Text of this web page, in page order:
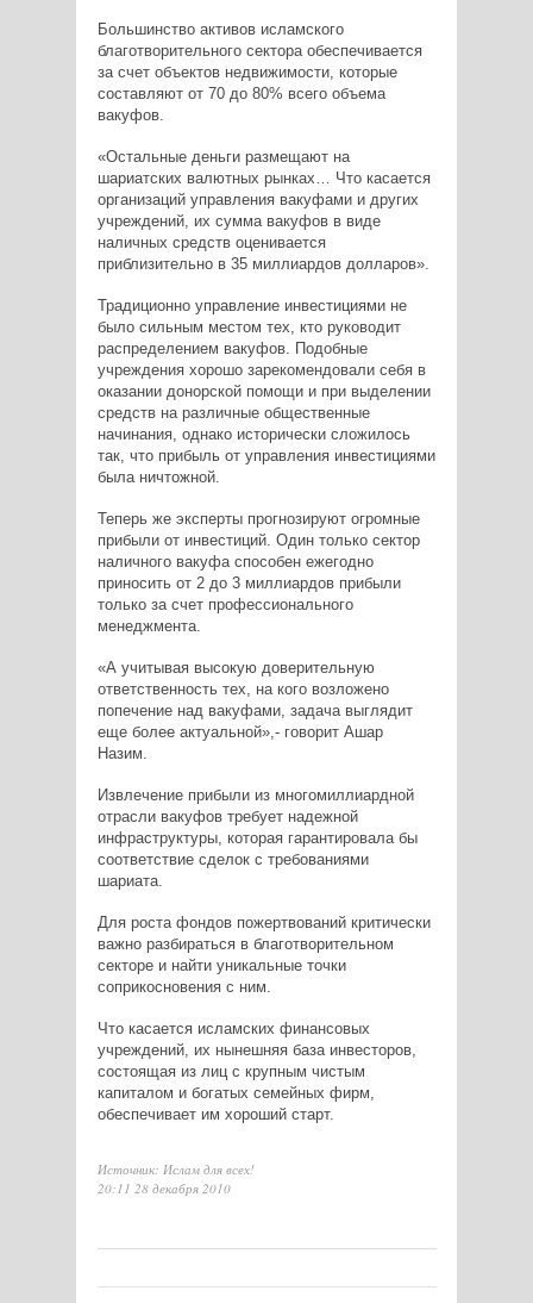
Большинство активов исламского
благотворительного сектора обеспечивается
за счет объектов недвижимости, которые
составляют от 70 до 80% всего объема
вакуфов.
«Остальные деньги размещают на
шариатских валютных рынках… Что касается
организаций управления вакуфами и других
учреждений, их сумма вакуфов в виде
наличных средств оценивается
приблизительно в 35 миллиардов долларов».
Традиционно управление инвестициями не
было сильным местом тех, кто руководит
распределением вакуфов. Подобные
учреждения хорошо зарекомендовали себя в
оказании донорской помощи и при выделении
средств на различные общественные
начинания, однако исторически сложилось
так, что прибыль от управления инвестициями
была ничтожной.
Теперь же эксперты прогнозируют огромные
прибыли от инвестиций. Один только сектор
наличного вакуфа способен ежегодно
приносить от 2 до 3 миллиардов прибыли
только за счет профессионального
менеджмента.
«А учитывая высокую доверительную
ответственность тех, на кого возложено
попечение над вакуфами, задача выглядит
еще более актуальной»,- говорит Ашар
Назим.
Извлечение прибыли из многомиллиардной
отрасли вакуфов требует надежной
инфраструктуры, которая гарантировала бы
соответствие сделок с требованиями
шариата.
Для роста фондов пожертвований критически
важно разбираться в благотворительном
секторе и найти уникальные точки
соприкосновения с ним.
Что касается исламских финансовых
учреждений, их нынешняя база инвесторов,
состоящая из лиц с крупным чистым
капиталом и богатых семейных фирм,
обеспечивает им хороший старт.
Источник: Ислам для всех!
20:11 28 декабря 2010